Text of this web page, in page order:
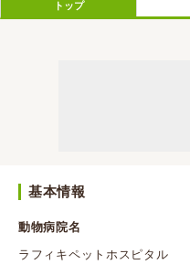
トップ
基本情報
動物病院名
ラフィキペットホスピタル